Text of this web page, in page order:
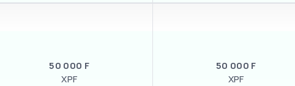
50 000 F
XPF
50 000 F
XPF